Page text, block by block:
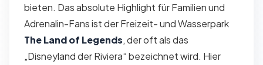
bieten. Das absolute Highlight für Familien und
Adrenalin-Fans ist der Freizeit- und Wasserpark
The Land of Legends, der oft als das
„Disneyland der Riviera“ bezeichnet wird. Hier